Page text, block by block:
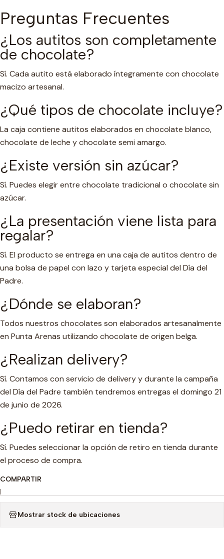
Preguntas Frecuentes
¿Los autitos son completamente
de chocolate?
Sí. Cada autito está elaborado íntegramente con chocolate
macizo artesanal.
¿Qué tipos de chocolate incluye?
La caja contiene autitos elaborados en chocolate blanco,
chocolate de leche y chocolate semi amargo.
¿Existe versión sin azúcar?
Sí. Puedes elegir entre chocolate tradicional o chocolate sin
azúcar.
¿La presentación viene lista para
regalar?
Sí. El producto se entrega en una caja de autitos dentro de
una bolsa de papel con lazo y tarjeta especial del Día del
Padre.
¿Dónde se elaboran?
Todos nuestros chocolates son elaborados artesanalmente
en Punta Arenas utilizando chocolate de origen belga.
¿Realizan delivery?
Sí. Contamos con servicio de delivery y durante la campaña
del Día del Padre también tendremos entregas el domingo 21
de junio de 2026.
¿Puedo retirar en tienda?
Sí. Puedes seleccionar la opción de retiro en tienda durante
el proceso de compra.
COMPARTIR
|
Mostrar stock de ubicaciones